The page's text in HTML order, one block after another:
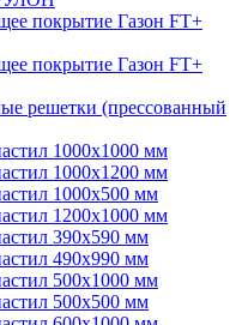
покрытие Газон FT+
покрытие Газон FT+
решетки (прессованный
1000х1000 мм
1000х1200 мм
1000х500 мм
1200х1000 мм
390х590 мм
490х990 мм
500х1000 мм
500х500 мм